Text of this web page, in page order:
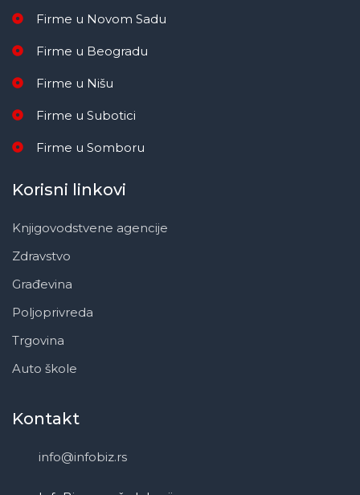
Firme u Novom Sadu
Firme u Beogradu
Firme u Nišu
Firme u Subotici
Firme u Somboru
Korisni linkovi
Knjigovodstvene agencije
Zdravstvo
Građevina
Poljoprivreda
Trgovina
Auto škole
Kontakt
info@infobiz.rs